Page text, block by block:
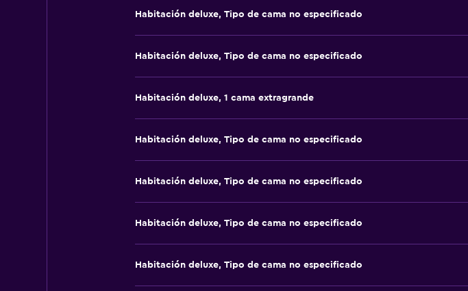
Habitación deluxe, Tipo de cama no especificado
Habitación deluxe, Tipo de cama no especificado
Habitación deluxe, 1 cama extragrande
Habitación deluxe, Tipo de cama no especificado
Habitación deluxe, Tipo de cama no especificado
Habitación deluxe, Tipo de cama no especificado
Habitación deluxe, Tipo de cama no especificado